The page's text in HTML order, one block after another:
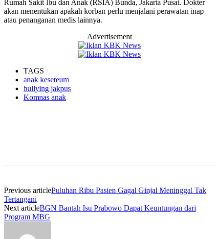
Rumah Sakit Ibu dan Anak (RSIA) Bunda, Jakarta Pusat. Dokter
akan menentukan apakah korban perlu menjalani perawatan inap
atau penanganan medis lainnya.
Advertisement
TAGS
anak keseteum
bullying jakpus
Komnas anak
Previous articlePuluhan Ribu Pasien Gagal Ginjal Meninggal Tak
Tertangani
Next articleBGN Bantah Isu Prabowo Dapat Keuntungan dari
Program MBG